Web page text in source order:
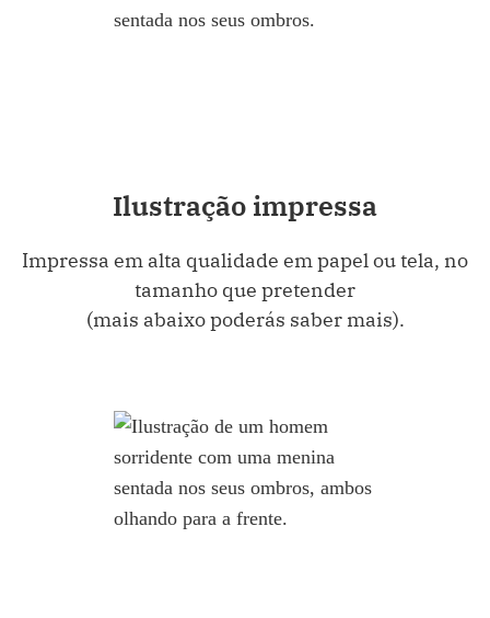
Ilustração impressa
Impressa em alta qualidade em papel ou tela, no
tamanho que pretender
(mais abaixo poderás saber mais).